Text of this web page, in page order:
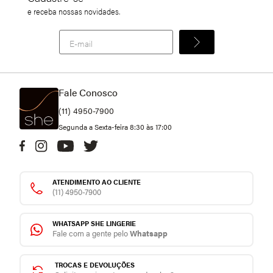
e receba nossas novidades.
Fale Conosco
(11) 4950-7900
Segunda a Sexta-feira 8:30 às 17:00
ATENDIMENTO AO CLIENTE
(11) 4950-7900
WHATSAPP SHE LINGERIE
Fale com a gente peloWhatsapp
TROCAS E DEVOLUÇÕES